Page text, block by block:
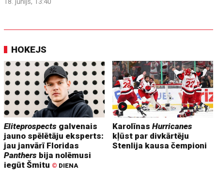
HOKEJS
Eliteprospects galvenais
jauno spēlētāju eksperts:
jau janvārī Floridas
Panthers bija nolēmusi
iegūt Šmitu © DIENA
KarolīnasHurricanes
kļūst par divkārtēju
Stenlija kausa čempioni